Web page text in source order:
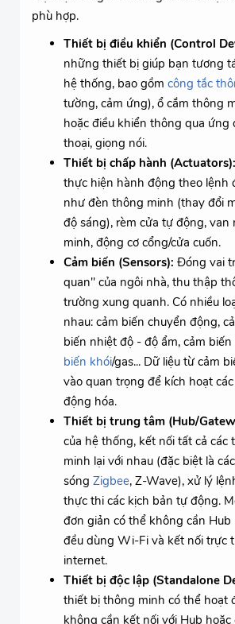
phù hợp.
Thiết bị điều khiển (Control
những thiết bị giúp bạn tương
hệ thống, bao gồm công tắc
tường, cảm ứng), ổ cắm thông
hoặc điều khiển thông qua ứng
thoại, giọng nói.
Thiết bị chấp hành (Actuators):
thực hiện hành động theo lệnh
như đèn thông minh (thay đổi
độ sáng), rèm cửa tự động, van
minh, động cơ cổng/cửa cuốn.
Cảm biến (Sensors): Đóng vai
quan" của ngôi nhà, thu thập
trường xung quanh. Có nhiều
nhau: cảm biến chuyển động,
biến nhiệt độ - độ ẩm, cảm
biến khói/gas... Dữ liệu từ cảm
vào quan trọng để kích hoạt
động hóa.
Thiết bị trung tâm (Hub/
của hệ thống, kết nối tất cả các
minh lại với nhau (đặc biệt là
sóng Zigbee, Z-Wave), xử lý
thực thi các kịch bản tự động.
đơn giản có thể không cần Hub
đều dùng Wi-Fi và kết nối trực
internet.
Thiết bị độc lập (Standalone
thiết bị thông minh có thể hoạt
không cần kết nối với Hub